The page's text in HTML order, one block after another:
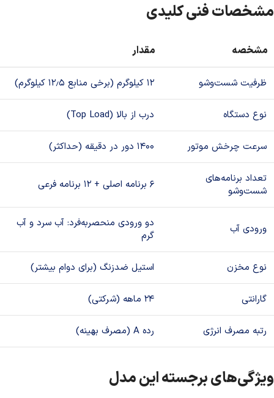
مشخصات فنی کلیدی
مشخصه مقدار
ظرفیت شست‌وشو ۱۲ کیلوگرم (برخی منابع ۱۲٫۵ کیلوگرم)
نوع دستگاه درب از بالا (Top Load)
سرعت چرخش موتور ۱۴۰۰ دور در دقیقه (حداکثر)
تعداد برنامه‌های
شست‌وشو
۶ برنامه اصلی + ۱۲ برنامه فرعی
ورودی آب
دو ورودی منحصربه‌فرد: آب سرد و آب
گرم
نوع مخزن استیل ضدزنگ (برای دوام بیشتر)
گارانتی ۲۴ ماهه (شرکتی)
رتبه مصرف انرژی رده A (مصرف بهینه)
ویژگی‌های برجسته این مدل